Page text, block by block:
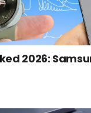
2026: